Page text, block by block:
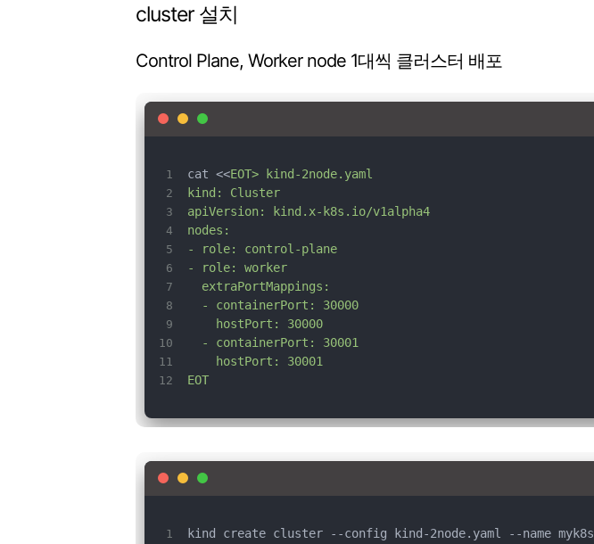
cluster 설치
Control Plane, Worker node 1대씩 클러스터 배포
cat <<EOT> kind-2node.yaml
kind: Cluster
apiVersion: kind.x-k8s.io/v1alpha4
nodes:
- role: control-plane
- role: worker
  extraPortMappings:
  - containerPort: 30000
    hostPort: 30000
  - containerPort: 30001
    hostPort: 30001
EOT
kind create cluster --config kind-2node.yaml --name myk8s